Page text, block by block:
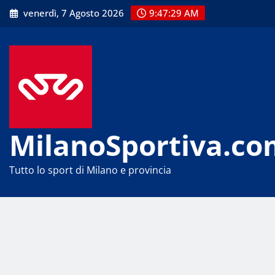
Skip
to
venerdì, 7 Agosto 2026 9:47:29 AM
Tutto lo sport di Milano e provincia